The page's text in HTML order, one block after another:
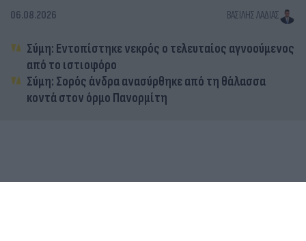
06.08.2026 ΒΑΣΊΛΗΣ ΛΑΔΙΆΣ
Σύμη: Εντοπίστηκε νεκρός ο τελευταίος αγνοούμενος
από το ιστιοφόρο
Σύμη: Σορός άνδρα ανασύρθηκε από τη θάλασσα
κοντά στον όρμο Πανορμίτη